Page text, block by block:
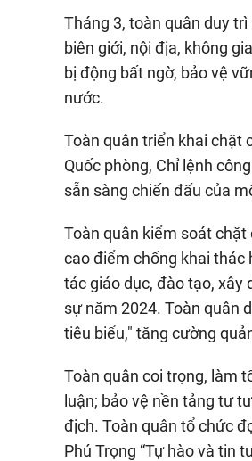
Tháng 3, toàn quân duy
biên giới, nội địa, không
bị động bất ngờ, bảo vệ
nước.
Toàn quân triển khai chặt
Quốc phòng, Chỉ lệnh
sẵn sàng chiến đấu của
Toàn quân kiểm soát
cao điểm chống khai thác
tác giáo dục, đào tạo, xây
sự năm 2024. Toàn quân
tiêu biểu," tăng cường
Toàn quân coi trọng, làm
luận; bảo vệ nền tảng tư
địch. Toàn quân tổ chức
Phú Trọng “Tự hào và tin